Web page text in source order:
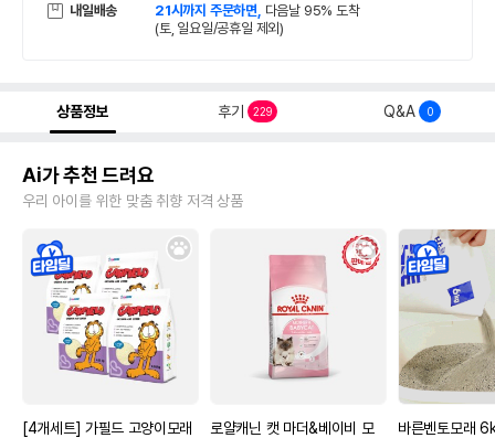
내일배송 21시까지 주문하면, 다음날 95% 도착
(토, 일요일/공휴일 제외)
상품정보 후기 229 Q&A 0
Ai가 추천 드려요
우리 아이를 위한 맞춤 취향 저격 상품
[4개세트] 가필드 고양이모래
로얄캐닌 캣 마더&베이비 모
바른벤토모래